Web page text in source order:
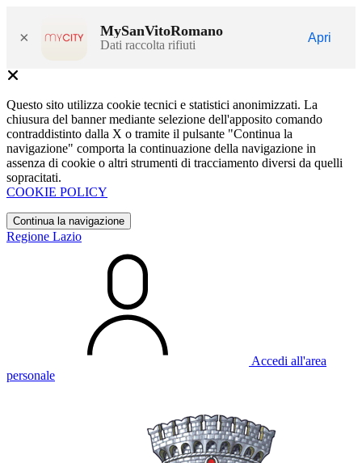
× MySanVitoRomano
Dati raccolta rifiuti
Apri
Questo sito utilizza cookie tecnici e statistici anonimizzati. La
chiusura del banner mediante selezione dell'apposito comando
contraddistinto dalla X o tramite il pulsante "Continua la
navigazione" comporta la continuazione della navigazione in
assenza di cookie o altri strumenti di tracciamento diversi da quelli
sopracitati.
COOKIE POLICY
Continua la navigazione
Regione Lazio
Accedi all'area
personale